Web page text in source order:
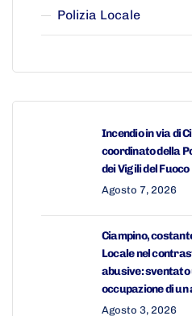
Polizia Locale
Incendio in via di
coordinato della
dei Vigili del Fuoco
Agosto 7, 2026
Ciampino,
Locale nel
abusive: sventato
occupazione di un
Agosto 3, 2026